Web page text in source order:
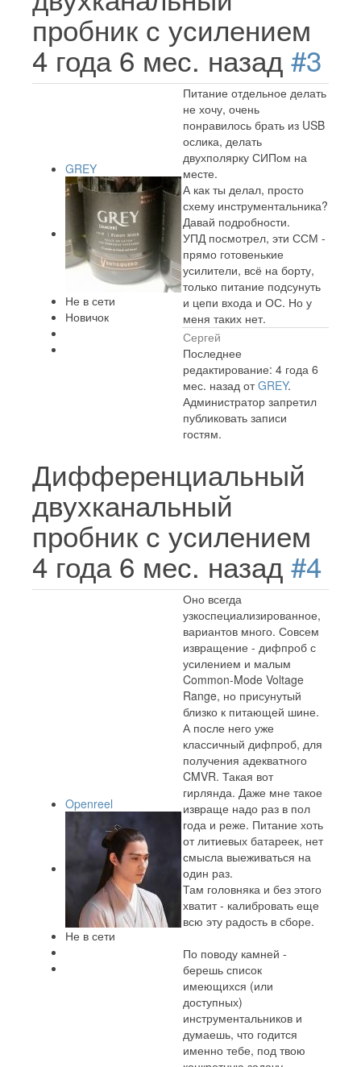
пробник с усилением
4 года 6 мес. назад #3
GREY
Не в сети
Новичок
Питание отдельное делать
не хочу, очень
понравилось брать из USB
ослика, делать
двухполярку СИПом на
месте.
А как ты делал, просто
схему инструментальника?
Давай подробности.
УПД посмотрел, эти ССМ -
прямо готовенькие
усилители, всё на борту,
только питание подсунуть
и цепи входа и ОС. Но у
меня таких нет.
Сергей
Последнее
редактирование: 4 года 6
мес. назад отGREY.
Администратор запретил
публиковать записи
гостям.
Дифференциальный
двухканальный
пробник с усилением
4 года 6 мес. назад #4
Openreel
Не в сети
Оно всегда
узкоспециализированное,
вариантов много. Совсем
извращение - дифпроб с
усилением и малым
Common-Mode Voltage
Range, но присунутый
близко к питающей шине.
А после него уже
классичный дифпроб, для
получения адекватного
CMVR. Такая вот
гирлянда. Даже мне такое
извраще надо раз в пол
года и реже. Питание хоть
от литиевых батареек, нет
смысла выеживаться на
один раз.
Там головняка и без этого
хватит - калибровать еще
всю эту радость в сборе.
По поводу камней -
берешь список
имеющихся (или
доступных)
инструментальников и
думаешь, что годится
именно тебе, под твою